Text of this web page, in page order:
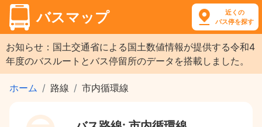
バスマップ
近くの
バス停を探す
お知らせ：国土交通省による国土数値情報が提供する令和4
年度のバスルートとバス停留所のデータを搭載しました。
ホーム 路線 市内循環線